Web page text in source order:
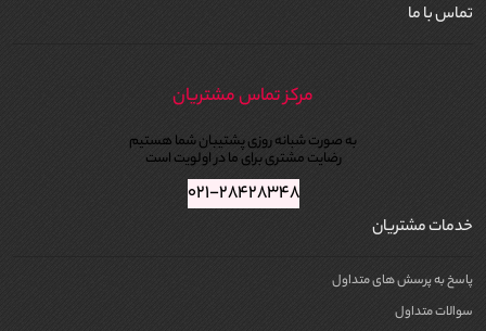
تماس با ما
مرکز تماس مشتریان
به صورت شبانه روزی پشتیبان شما هستیم
رضایت مشتری برای ما در اولویت است
۰۲۱-۲۸۴۲۸۳۴۸
خدمات مشتریان
پاسخ به پرسش های متداول
سوالات متداول